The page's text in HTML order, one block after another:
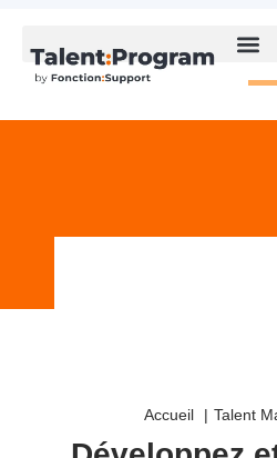
Accueil Talent